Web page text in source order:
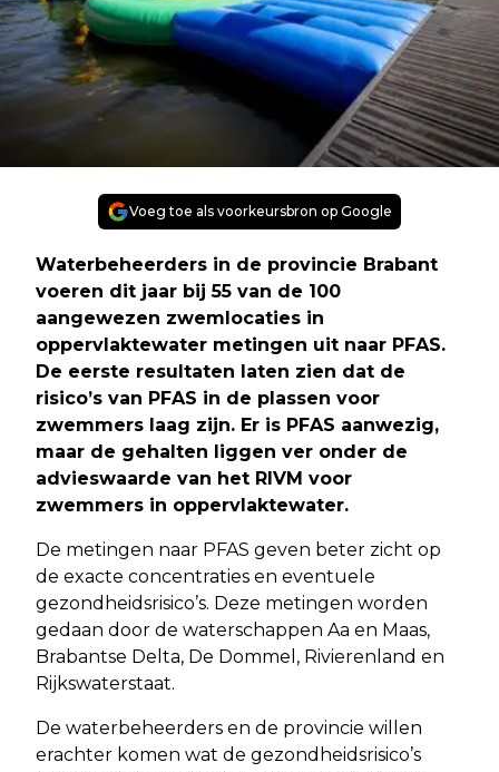
Voeg toe als voorkeursbron op Google
Waterbeheerders in de provincie Brabant
voeren dit jaar bij 55 van de 100
aangewezen zwemlocaties in
oppervlaktewater metingen uit naar PFAS.
De eerste resultaten laten zien dat de
risico’s van PFAS in de plassen voor
zwemmers laag zijn. Er is PFAS aanwezig,
maar de gehalten liggen ver onder de
advieswaarde van het RIVM voor
zwemmers in oppervlaktewater.
De metingen naar PFAS geven beter zicht op
de exacte concentraties en eventuele
gezondheidsrisico’s. Deze metingen worden
gedaan door de waterschappen Aa en Maas,
Brabantse Delta, De Dommel, Rivierenland en
Rijkswaterstaat.
De waterbeheerders en de provincie willen
erachter komen wat de gezondheidsrisico’s